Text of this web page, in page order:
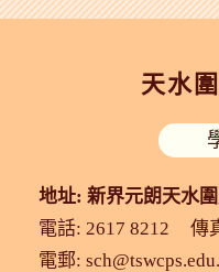
天水
地址: 新界元朗天水
電話: 2617 8212
傳
電郵: